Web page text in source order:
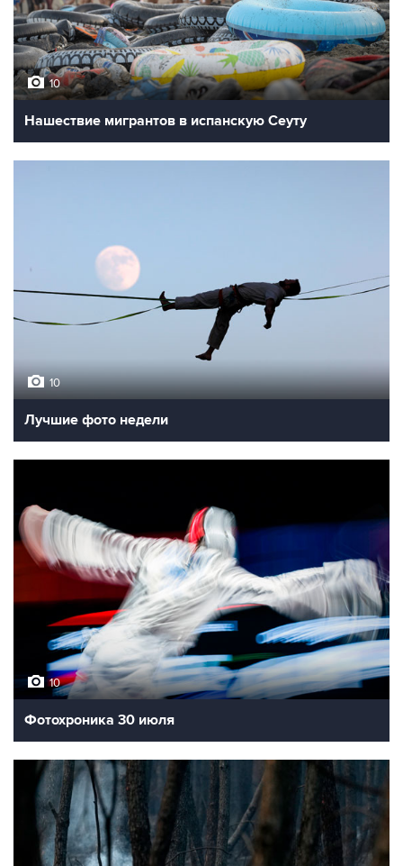
10
Нашествие мигрантов в испанскую Сеуту
10
Лучшие фото недели
10
Фотохроника 30 июля